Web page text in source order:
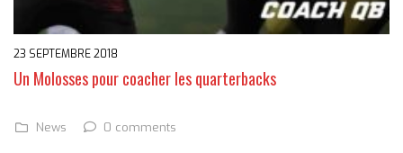
23 SEPTEMBRE 2018
Un Molosses pour coacher les quarterbacks
News 0 comments